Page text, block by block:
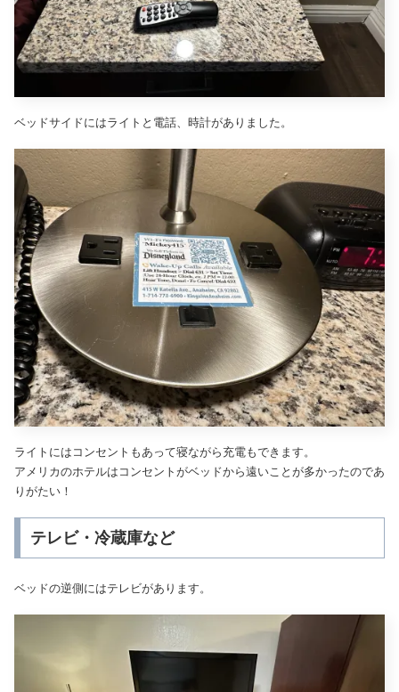
ベッドサイドにはライトと電話、時計がありました。
ライトにはコンセントもあって寝ながら充電もできます。
アメリカのホテルはコンセントがベッドから遠いことが多かったのであ
りがたい！
テレビ・冷蔵庫など
ベッドの逆側にはテレビがあります。